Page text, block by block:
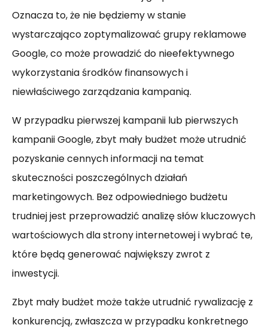
Oznacza to, że nie będziemy w stanie
wystarczająco zoptymalizować grupy reklamowe
Google, co może prowadzić do nieefektywnego
wykorzystania środków finansowych i
niewłaściwego zarządzania kampanią.
W przypadku pierwszej kampanii lub pierwszych
kampanii Google, zbyt mały budżet może utrudnić
pozyskanie cennych informacji na temat
skuteczności poszczególnych działań
marketingowych. Bez odpowiedniego budżetu
trudniej jest przeprowadzić analizę słów kluczowych
wartościowych dla strony internetowej i wybrać te,
które będą generować największy zwrot z
inwestycji.
Zbyt mały budżet może także utrudnić rywalizację z
konkurencją, zwłaszcza w przypadku konkretnego